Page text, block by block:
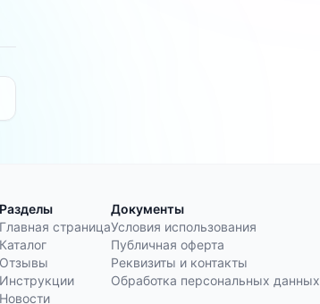
Разделы
Главная страница
Каталог
Отзывы
Инструкции
Новости
Документы
Условия использования
Публичная оферта
Реквизиты и контакты
Обработка персональных данных